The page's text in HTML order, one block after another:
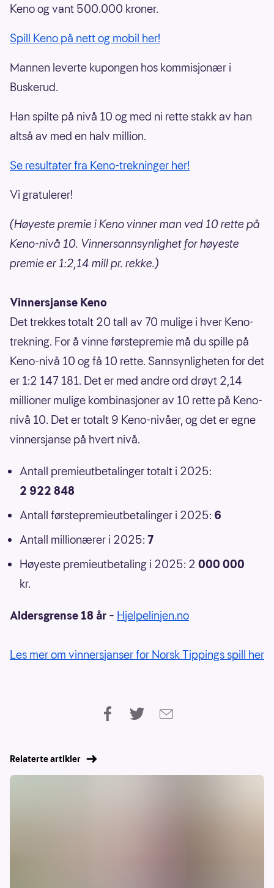
Keno og vant 500.000 kroner.
Spill Keno på nett og mobil her!
Mannen leverte kupongen hos kommisjonær i
Buskerud.
Han spilte på nivå 10 og med ni rette stakk av han
altså av med en halv million.
Se resultater fra Keno-trekninger her!
Vi gratulerer!
(Høyeste premie i Keno vinner man ved 10 rette på
Keno-nivå 10. Vinnersannsynlighet for høyeste
premie er 1:2,14 mill pr. rekke.)
Vinnersjanse Keno
Det trekkes totalt 20 tall av 70 mulige i hver Keno-
trekning. For å vinne førstepremie må du spille på
Keno-nivå 10 og få 10 rette. Sannsynligheten for det
er 1:2 147 181. Det er med andre ord drøyt 2,14
millioner mulige kombinasjoner av 10 rette på Keno-
nivå 10. Det er totalt 9 Keno-nivåer, og det er egne
vinnersjanse på hvert nivå.
Antall premieutbetalinger totalt i 2025:
2 922 848
Antall førstepremieutbetalinger i 2025: 6
Antall millionærer i 2025: 7
Høyeste premieutbetaling i 2025: 2 000 000
kr.
Aldersgrense 18 år – Hjelpelinjen.no
Les mer om vinnersjanser for Norsk Tippings spill her
Relaterte artikler